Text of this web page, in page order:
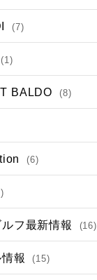
(7)
(1)
BALDO (8)
(6)
フ最新情報 (16)
報 (15)